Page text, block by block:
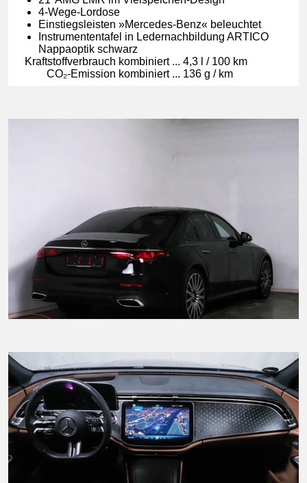
4-Wege-Lordose
Einstiegsleisten »Mercedes-Benz« beleuchtet
Instrumententafel in Ledernachbildung ARTICO
Nappaoptik schwarz
Kraft­stoff­ver­brauch kom­bi­niert... 4,3 l / 100 km
CO₂-Emis­si­on kom­bi­niert... 136 g / km